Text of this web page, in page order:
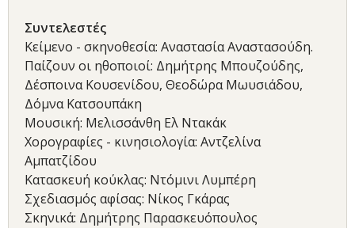
Συντελεστές
Κείμενο - σκηνοθεσία: Αναστασία Αναστασούδη.
Παίζουν οι ηθοποιοί: Δημήτρης Μπουζούδης,
Δέσποινα Κουσενίδου, Θεοδώρα Μωυσιάδου,
Δόμνα Κατσουπάκη
Μουσική: Μελισσάνθη Ελ Ντακάκ
Χορογραφίες - κινησιολογία: Αντζελίνα
Αμπατζίδου
Κατασκευή κούκλας: Ντόμινι Λυμπέρη
Σχεδιασμός αφίσας: Νίκος Γκάρας
Σκηνικά: Δημήτρης Παρασκευόπουλος